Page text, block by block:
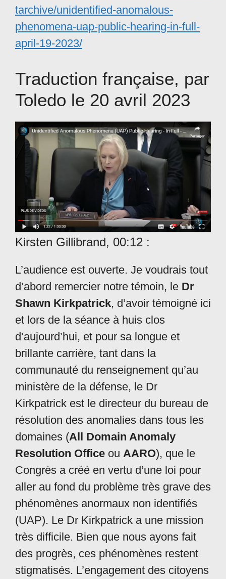
tarchive/unidentified-anomalous-
phenomena-uap-public-hearing-in-full-
april-19-2023/
Traduction française, par
Toledo le 20 avril 2023
Kirsten Gillibrand, 00:12 :
L’audience est ouverte. Je voudrais tout
d’abord remercier notre témoin, le Dr
Shawn Kirkpatrick, d’avoir témoigné ici
et lors de la séance à huis clos
d’aujourd’hui, et pour sa longue et
brillante carrière, tant dans la
communauté du renseignement qu’au
ministère de la défense, le Dr
Kirkpatrick est le directeur du bureau de
résolution des anomalies dans tous les
domaines (All Domain Anomaly
Resolution Office ou AARO), que le
Congrès a créé en vertu d’une loi pour
aller au fond du problème très grave des
phénomènes anormaux non identifiés
(UAP). Le Dr Kirkpatrick a une mission
très difficile. Bien que nous ayons fait
des progrès, ces phénomènes restent
stigmatisés. L’engagement des citoyens